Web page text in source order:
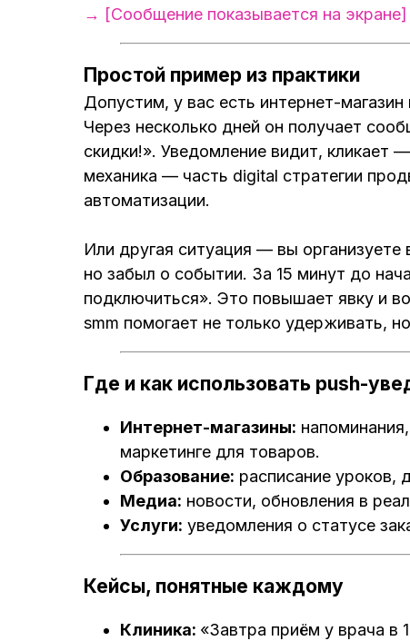
→ [Сообщение показывается на экране]
Простой пример из практики
Допустим, у вас есть интернет-
Через несколько дней он получает
скидки!». Уведомление видит, кликает
механика — часть digital стратегии
автоматизации.
Или другая ситуация — вы организуете
но забыл о событии. За 15 минут до
подключиться». Это повышает явку и
smm помогает не только удерживать,
Где и как использовать push-
Интернет-магазины:
маркетинге для товаров.
Образование: расписание уроков,
Медиа: новости, обновления в
Услуги: уведомления о статусе
Кейсы, понятные каждому
Клиника: «Завтра приём у врача в